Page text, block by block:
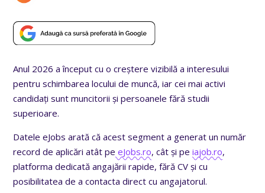
Anul 2026 a început cu o creștere vizibilă a interesului
pentru schimbarea locului de muncă, iar cei mai activi
candidați sunt muncitorii și persoanele fără studii
superioare.
Datele eJobs arată că acest segment a generat un număr
record de aplicări atât pe eJobs.ro, cât și peiajob.ro,
platforma dedicată angajării rapide, fără CV și cu
posibilitatea de a contacta direct cu angajatorul.